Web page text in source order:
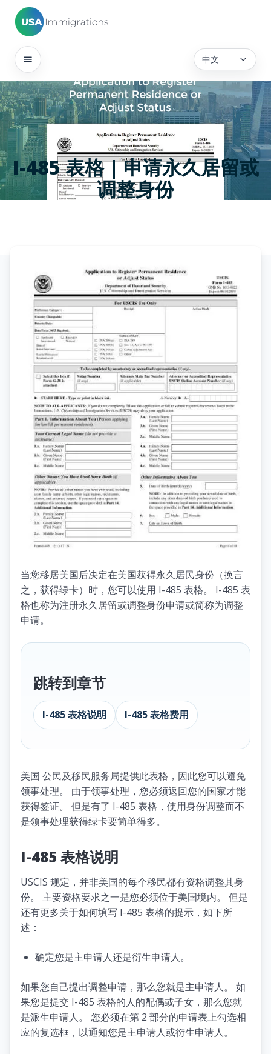
中文
I-485 表格 | 申请永久居留或
调整身份
当您移居美国后决定在美国获得永久居民身份（换言
之，获得绿卡）时，您可以使用 I-485 表格。 I-485 表
格也称为注册永久居留或调整身份申请或简称为调整
申请。
跳转到章节
I-485 表格说明 I-485 表格费用
美国 公民及移民服务局提供此表格，因此您可以避免
领事处理。 由于领事处理，您必须返回您的国家才能
获得签证。 但是有了 I-485 表格，使用身份调整而不
是领事处理获得绿卡要简单得多。
I-485 表格说明
USCIS 规定，并非美国的每个移民都有资格调整其身
份。 主要资格要求之一是您必须位于美国境内。 但是
还有更多关于如何填写 I-485 表格的提示，如下所
述：
确定您是主申请人还是衍生申请人。
如果您自己提出调整申请，那么您就是主申请人。 如
果您是提交 I-485 表格的人的配偶或子女，那么您就
是派生申请人。 您必须在第 2 部分的申请表上勾选相
应的复选框，以通知您是主申请人或衍生申请人。